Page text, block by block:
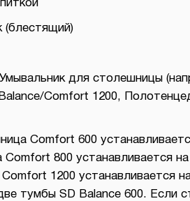
(блестящий)
для столешницы
Comfort 1200,
Comfort 600
800 устанавливается
1200 устанавливается
тумбы SD Balance 600. Если